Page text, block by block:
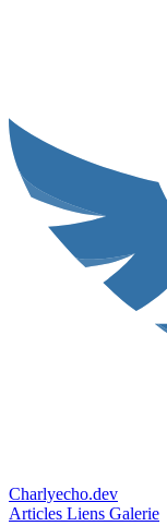
Charlyecho.dev
Articles Liens Galerie